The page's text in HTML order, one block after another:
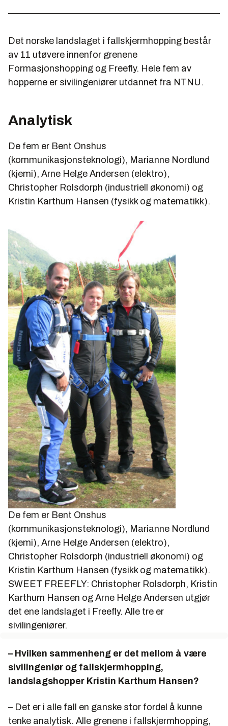
Det norske landslaget i fallskjermhopping består
av 11 utøvere innenfor grenene
Formasjonshopping og Freefly. Hele fem av
hopperne er sivilingeniører utdannet fra NTNU.
Analytisk
De fem er Bent Onshus
(kommunikasjonsteknologi), Marianne Nordlund
(kjemi), Arne Helge Andersen (elektro),
Christopher Rolsdorph (industriell økonomi) og
Kristin Karthum Hansen (fysikk og matematikk).
De fem er Bent Onshus
(kommunikasjonsteknologi), Marianne Nordlund
(kjemi), Arne Helge Andersen (elektro),
Christopher Rolsdorph (industriell økonomi) og
Kristin Karthum Hansen (fysikk og matematikk).
SWEET FREEFLY: Christopher Rolsdorph, Kristin
Karthum Hansen og Arne Helge Andersen utgjør
det ene landslaget i Freefly. Alle tre er
sivilingeniører.
– Hvilken sammenheng er det mellom å være
sivilingeniør og fallskjermhopping,
landslagshopper Kristin Karthum Hansen?
– Det er i alle fall en ganske stor fordel å kunne
tenke analytisk. Alle grenene i fallskjermhopping,